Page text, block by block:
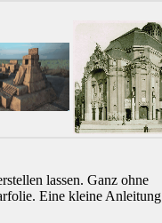
lassen. Ganz ohne
Eine kleine Anleitung